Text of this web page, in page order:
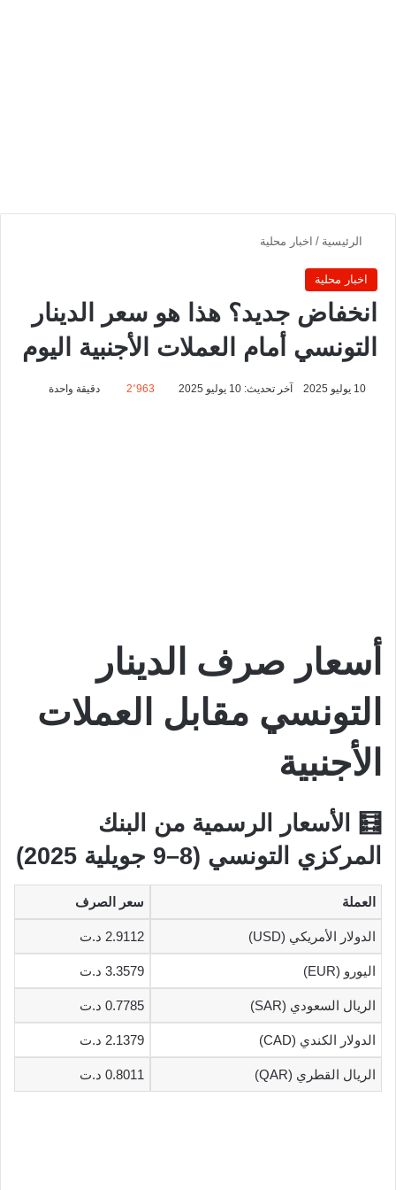
الرئيسية / اخبار محلية
اخبار محلية
انخفاض جديد؟ هذا هو سعر الدينار
التونسي أمام العملات الأجنبية اليوم
10 يوليو 2025 آخر تحديث: 10 يوليو 2025 2٬963 دقيقة واحدة
أسعار صرف الدينار
التونسي مقابل العملات
الأجنبية
🧮 الأسعار الرسمية من البنك
المركزي التونسي (8–9 جويلية 2025)
العملة سعر الصرف
الدولار الأمريكي (USD) 2.9112 د.ت
اليورو (EUR) 3.3579 د.ت
الريال السعودي (SAR) 0.7785 د.ت
الدولار الكندي (CAD) 2.1379 د.ت
الريال القطري (QAR) 0.8011 د.ت